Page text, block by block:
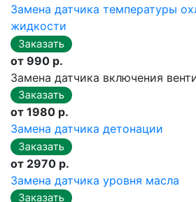
Замена датчика температуры
жидкости
от 990 р.
Замена датчика включения
от 1980 р.
Замена датчика детонации
от 2970 р.
Замена датчика уровня масла